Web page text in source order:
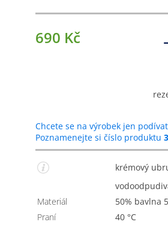
690 Kč -
Chcete se na výrobek jen
Poznamenejte si číslo produktu
krémový
Materiál
50% bavlna
Praní
40 °C